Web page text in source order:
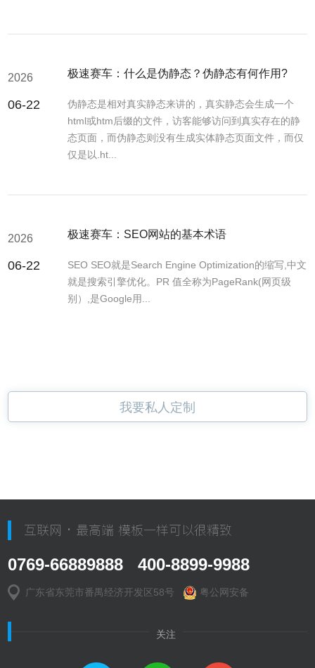
2026
06-22
极速赛车：什么是伪静态？伪静态有何作用?
伪静态是相对真实静态来讲的，真实静态会生成一个
html或htm后缀的文件，访客能够访问到真实存在的静
态页面，而伪静态则没有生成实体静态页面文件，而仅
仅是以.ht...
2026
06-22
极速赛车：SEO网站的基本术语
SEO SEO就是Search Engine Optimization的缩写,中文
就是搜索引擎优化。PR 值全称为PageRank(网页级
别）,是Google用...
我要私人定制
互联网 · 最高端 模板一样可以很精致
0769-66889888 400-8899-9988
广东省东莞市番禺经济开发区58号 粤公网安备
关注